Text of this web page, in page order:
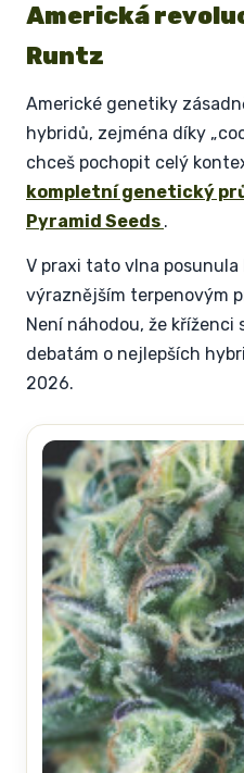
Americká
Runtz
Americké genetiky
hybridů, zejména díky
chceš pochopit celý
kompletní genetický
Pyramid Seeds .
V praxi tato vlna
výraznějším terpenovým
Není náhodou, že kříženci
debatám o nejlepších
2026.